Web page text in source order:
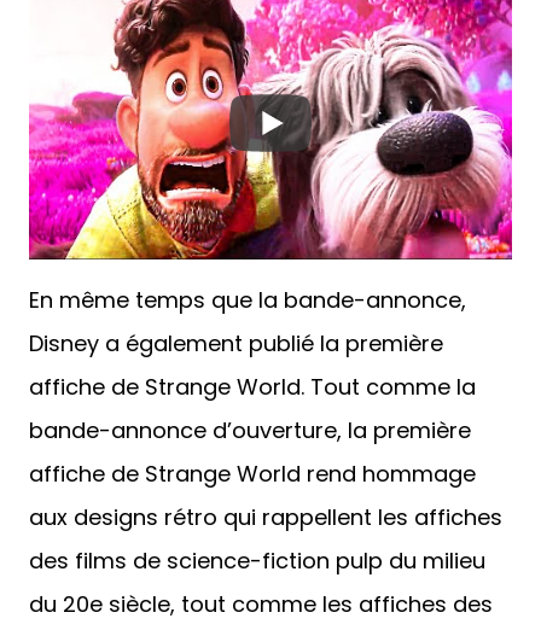
En même temps que la bande-annonce,
Disney a également publié la première
affiche de Strange World. Tout comme la
bande-annonce d’ouverture, la première
affiche de Strange World rend hommage
aux designs rétro qui rappellent les affiches
des films de science-fiction pulp du milieu
du 20e siècle, tout comme les affiches des